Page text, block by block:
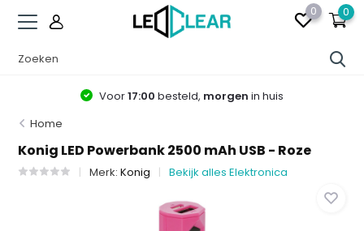
0 0
Voor17:00 besteld, morgen in huis
Home
Konig LED Powerbank 2500 mAh USB - Roze
Merk:Konig Bekijk alles Elektronica